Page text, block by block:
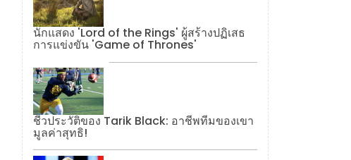
นักแสดง 'Lord of the Rings' ผู้สร้างปฏิเสธ
การแข่งขัน 'Game of Thrones'
ชีวประวัติของ Tarik Black: อาชีพทีมของเขา
มูลค่าสุทธิ!